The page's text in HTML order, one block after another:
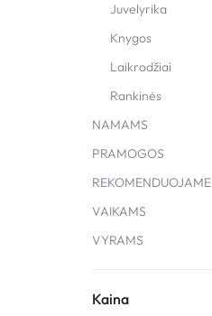
Juvelyrika
Knygos
Laikrodžiai
Rankinės
NAMAMS
PRAMOGOS
REKOMENDUOJAME
VAIKAMS
VYRAMS
Kaina